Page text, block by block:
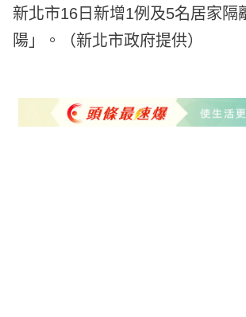
新北市16日新增1例及5名居家隔
陽」。（新北市政府提供）